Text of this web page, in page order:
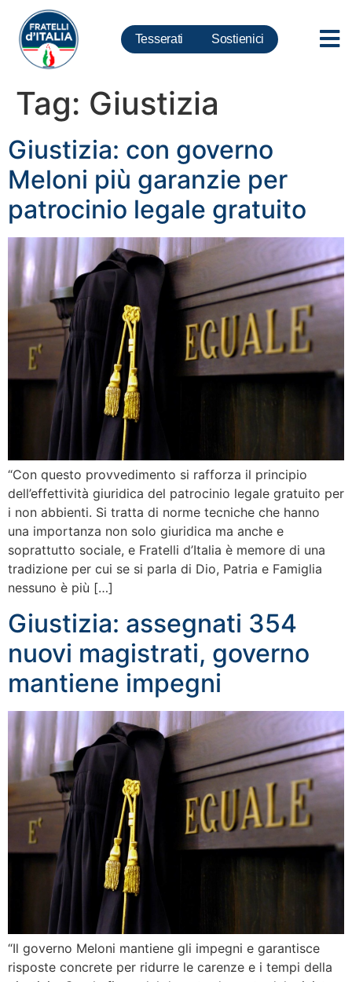
Tesserati Sostienici
Tag: Giustizia
Giustizia: con governo
Meloni più garanzie per
patrocinio legale gratuito
“Con questo provvedimento si rafforza il principio
dell’effettività giuridica del patrocinio legale gratuito per
i non abbienti. Si tratta di norme tecniche che hanno
una importanza non solo giuridica ma anche e
soprattutto sociale, e Fratelli d’Italia è memore di una
tradizione per cui se si parla di Dio, Patria e Famiglia
nessuno è più […]
Giustizia: assegnati 354
nuovi magistrati, governo
mantiene impegni
“Il governo Meloni mantiene gli impegni e garantisce
risposte concrete per ridurre le carenze e i tempi della